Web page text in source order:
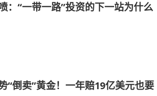
：“一带一路”投资的下一站为什么
“倒卖”黄金！一年赔19亿美元也要